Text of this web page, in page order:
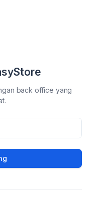
back office yang